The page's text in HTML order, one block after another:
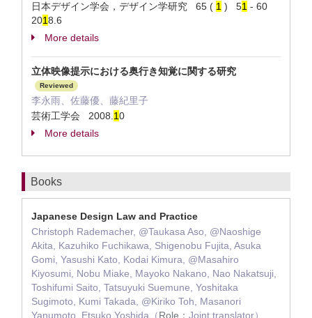
日本デザイン学会，デザイン学研究 65 ( 1 ) 51 - 60
2018.6
More details
立体映像提示における奥行き知覚に関する研究
Reviewed
李永雨、佐藤優、藤紀里子
芸術工学会 2008. 10
More details
Books
Japanese Design Law and Practice
Christoph Rademacher, @Taukasa Aso, @Naoshige
Akita, Kazuhiko Fuchikawa, Shigenobu Fujita, Asuka
Gomi, Yasushi Kato, Kodai Kimura, @Masahiro
Kiyosumi, Nobu Miake, Mayoko Nakano, Nao Nakatsuji,
Toshifumi Saito, Tatsuyuki Suemune, Yoshitaka
Sugimoto, Kumi Takada, @Kiriko Toh, Masanori
Yanumoto, Etsuko Yoshida（Role： Joint translator）